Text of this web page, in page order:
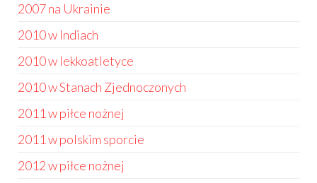
2007 na Ukrainie
2010 w Indiach
2010 w lekkoatletyce
2010 w Stanach Zjednoczonych
2011 w piłce nożnej
2011 w polskim sporcie
2012 w piłce nożnej